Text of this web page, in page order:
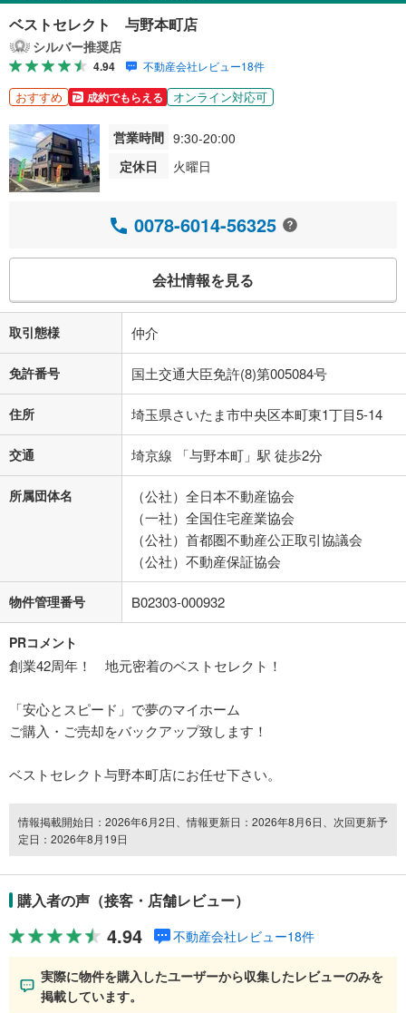
ベストセレクト 与野本町店
シルバー推奨店
4.94 不動産会社レビュー18件
おすすめ 成約でもらえる オンライン対応可
営業時間 9:30-20:00
定休日
火曜日
0078-6014-56325
会社情報を見る
取引態様 仲介
免許番号 国土交通大臣免許(8)第005084号
住所 埼玉県さいたま市中央区本町東1丁目5-14
交通 埼京線 「与野本町」駅 徒歩2分
所属団体名
（公社）全日本不動産協会
（一社）全国住宅産業協会
（公社）首都圏不動産公正取引協議会
（公社）不動産保証協会
物件管理番号 B02303-000932
PRコメント
創業42周年！ 地元密着のベストセレクト！
「安心とスピード」で夢のマイホーム
ご購入・ご売却をバックアップ致します！
ベストセレクト与野本町店にお任せ下さい。
情報掲載開始日：2026年6月2日、情報更新日：2026年8月6日、次回更新予
定日：2026年8月19日
購入者の声（接客・店舗レビュー）
4.94 不動産会社レビュー18件
実際に物件を購入したユーザーから収集したレビューのみを
掲載しています。